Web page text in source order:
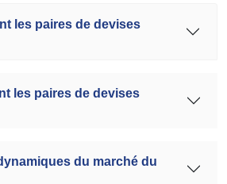
les paires de devises
les paires de devises
du marché du